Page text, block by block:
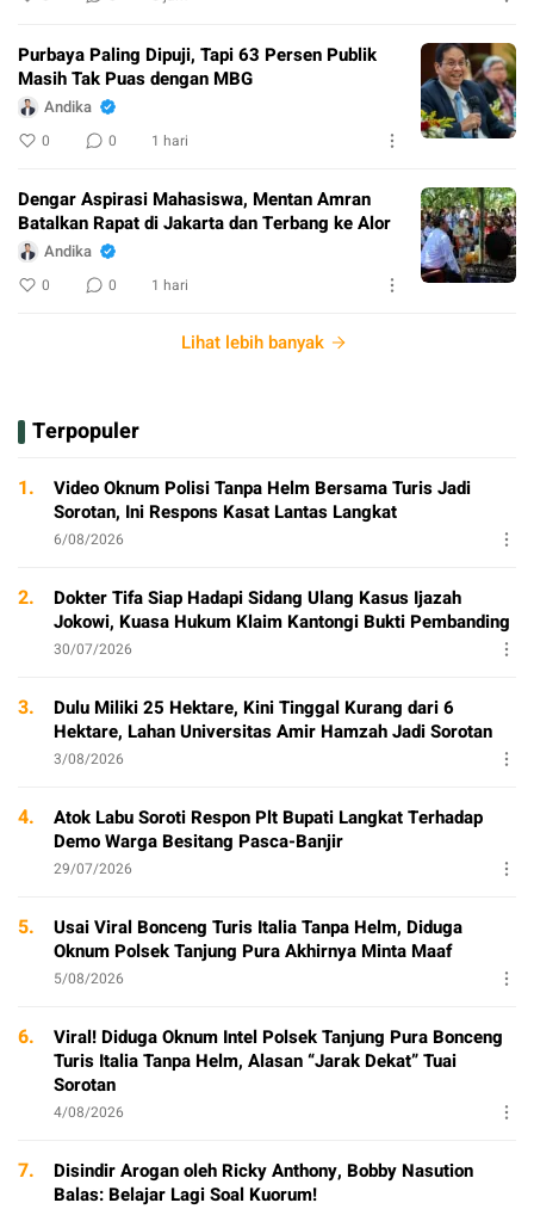
Purbaya Paling Dipuji, Tapi 63 Persen Publik
Masih Tak Puas dengan MBG
Andika
0 0 1 hari
Dengar Aspirasi Mahasiswa, Mentan Amran
Batalkan Rapat di Jakarta dan Terbang ke Alor
Andika
0 0 1 hari
Lihat lebih banyak
Terpopuler
1.
Video Oknum Polisi Tanpa Helm Bersama Turis Jadi
Sorotan, Ini Respons Kasat Lantas Langkat
6/08/2026
2.
Dokter Tifa Siap Hadapi Sidang Ulang Kasus Ijazah
Jokowi, Kuasa Hukum Klaim Kantongi Bukti Pembanding
30/07/2026
3.
Dulu Miliki 25 Hektare, Kini Tinggal Kurang dari 6
Hektare, Lahan Universitas Amir Hamzah Jadi Sorotan
3/08/2026
4.
Atok Labu Soroti Respon Plt Bupati Langkat Terhadap
Demo Warga Besitang Pasca-Banjir
29/07/2026
5.
Usai Viral Bonceng Turis Italia Tanpa Helm, Diduga
Oknum Polsek Tanjung Pura Akhirnya Minta Maaf
5/08/2026
6.
Viral! Diduga Oknum Intel Polsek Tanjung Pura Bonceng
Turis Italia Tanpa Helm, Alasan “Jarak Dekat” Tuai
Sorotan
4/08/2026
7.
Disindir Arogan oleh Ricky Anthony, Bobby Nasution
Balas: Belajar Lagi Soal Kuorum!